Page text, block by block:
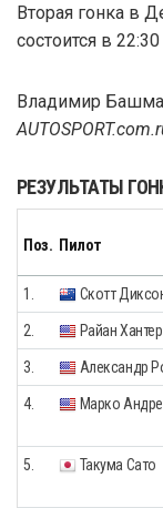
Вторая гонка в
состоится в
Владимир
РЕЗУЛЬТАТЫ
Поз. Пилот
1. Скотт
2. Райан
3. Александр
4. Марко
5. Такума Сато